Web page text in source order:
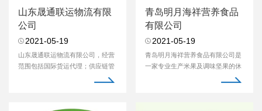
山东晟通联运物流有限
公司
2021-05-19
山东晟通联运物流有限公司，经营
范围包括国际货运代理；供应链管
青岛明月海祥营养食品
有限公司
2021-05-19
青岛明月海祥营养食品有限公司是
一家专业生产米果及调味坚果的休